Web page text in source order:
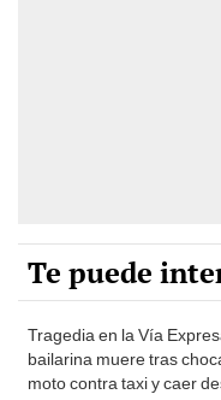
Te puede
Tragedia en la Vía
bailarina muere tras
moto contra taxi y caer